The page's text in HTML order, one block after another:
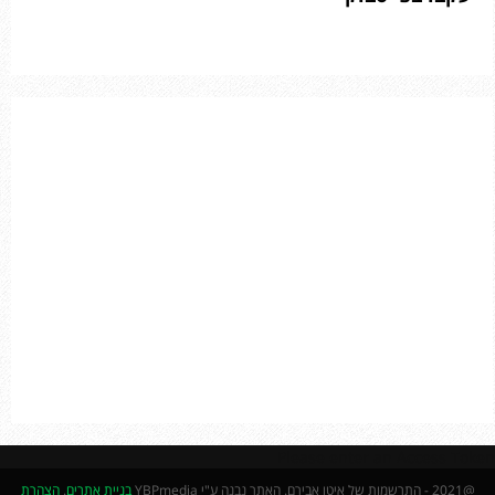
f
@2021 - התרשמות של איטו אבירם. האתר נבנה ע"י YBPmedia בניית אתרים.הצהרת